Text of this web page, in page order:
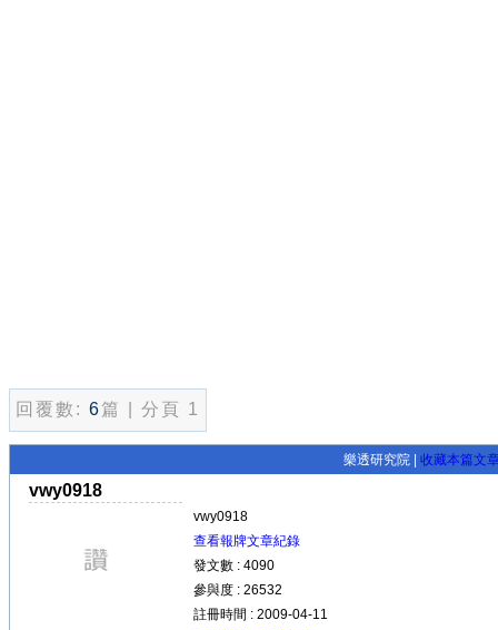
回覆數: 6篇 | 分頁 1
樂透研究院 | 收藏本篇文
vwy0918
vwy0918
查看報牌文章紀錄
發文數 : 4090
參與度 : 26532
註冊時間 : 2009-04-11